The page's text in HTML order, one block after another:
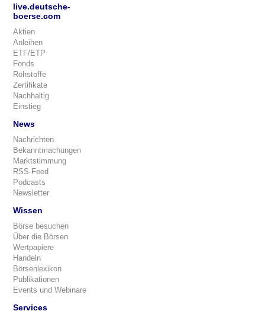
live.deutsche-
boerse.com
Aktien
Anleihen
ETF/ETP
Fonds
Rohstoffe
Zertifikate
Nachhaltig
Einstieg
News
Nachrichten
Bekanntmachungen
Marktstimmung
RSS-Feed
Podcasts
Newsletter
Wissen
Börse besuchen
Über die Börsen
Wertpapiere
Handeln
Börsenlexikon
Publikationen
Events und Webinare
Services